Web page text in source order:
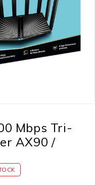
Mbps Tri-
AX90 /